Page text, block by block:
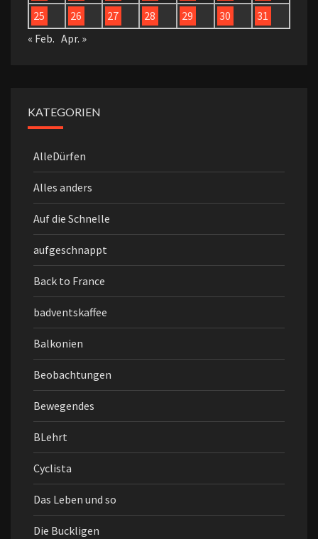
25
26 27 28 29 30
31
« Feb. Apr. »
KATEGORIEN
AlleDürfen
Alles anders
Auf die Schnelle
aufgeschnappt
Back to France
badventskaffee
Balkonien
Beobachtungen
Bewegendes
BLehrt
Cyclista
Das Leben und so
Die Buckligen